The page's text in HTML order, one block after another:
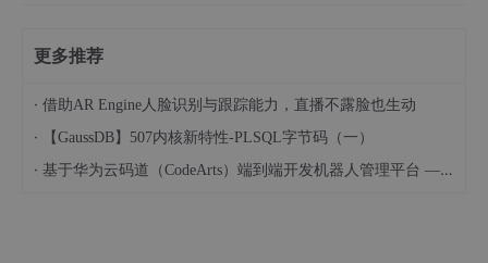
更多推荐
· 借助AR Engine人脸识别与跟踪能力，直播不露脸也生动
· 【GaussDB】507内核新特性-PLSQL字节码（一）
· 基于华为云码道（CodeArts）端到端开发机器人管理平台 — 实操指导文档